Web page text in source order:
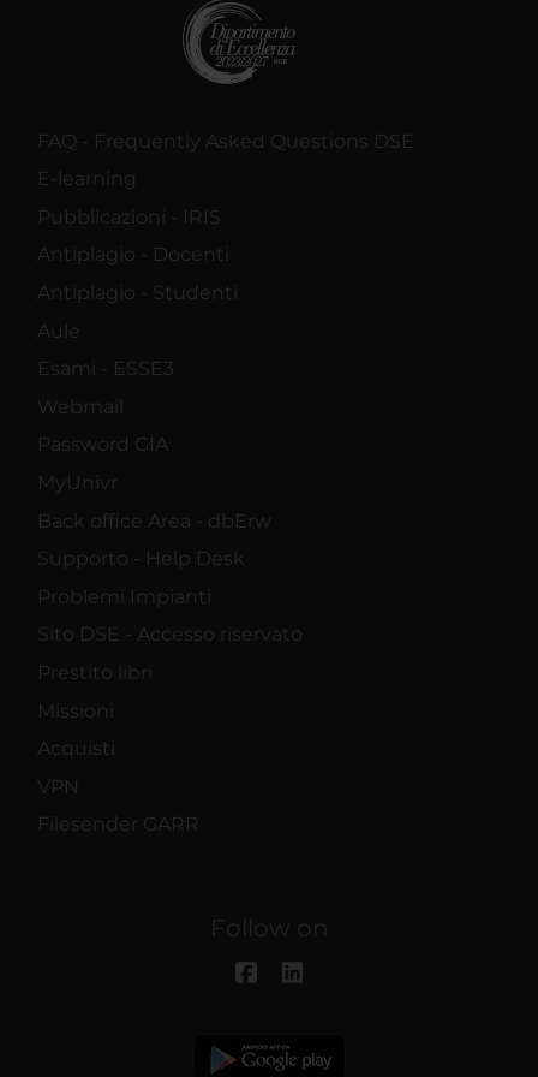
FAQ - Frequently Asked Questions DSE
E-learning
Pubblicazioni - IRIS
Antiplagio - Docenti
Antiplagio - Studenti
Aule
Esami - ESSE3
Webmail
Password GIA
MyUnivr
Back office Area - dbErw
Supporto - Help Desk
Problemi Impianti
Sito DSE - Accesso riservato
Prestito libri
Missioni
Acquisti
VPN
Filesender GARR
Follow on